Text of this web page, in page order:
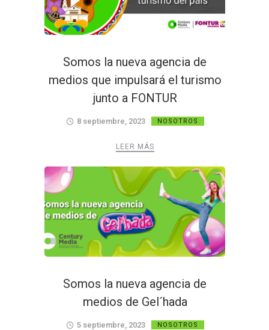
Somos la nueva agencia de
medios que impulsará el turismo
junto a FONTUR
8 septiembre, 2023 NOSOTROS
LEER MÁS
Somos la nueva agencia de
medios de Gel´hada
5 septiembre, 2023 NOSOTROS